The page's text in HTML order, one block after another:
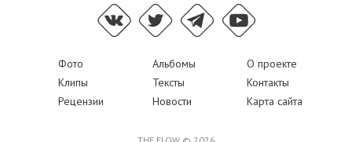
Фото Альбомы
О проекте
Клипы
Тексты
Контакты
Рецензии
Новости Карта сайта